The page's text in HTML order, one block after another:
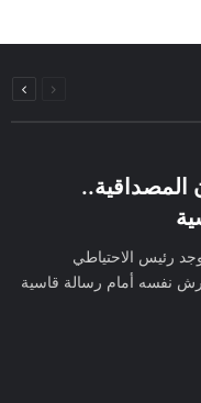
الصفحة
رئيس الاحتياطي
نفسه أمام رسالة قاسية